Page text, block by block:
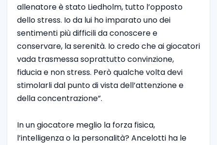
allenatore è stato Liedholm, tutto l’opposto
dello stress. Io da lui ho imparato uno dei
sentimenti più difficili da conoscere e
conservare, la serenità. Io credo che ai giocatori
vada trasmessa soprattutto convinzione,
fiducia e non stress. Però qualche volta devi
stimolarli dal punto di vista dell’attenzione e
della concentrazione”.
In un giocatore meglio la forza fisica,
l’intelligenza o la personalità? Ancelotti ha le